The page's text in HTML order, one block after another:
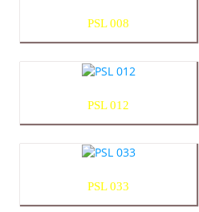
PSL 008
PSL 012
PSL 033